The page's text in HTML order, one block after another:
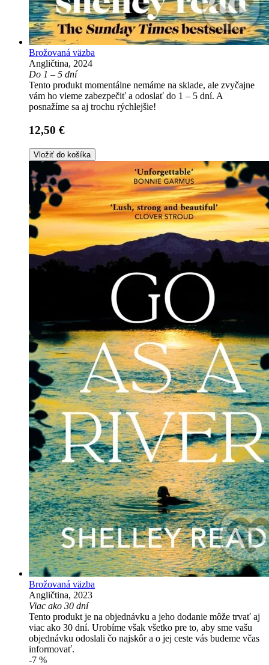
Brožovaná väzba
Angličtina, 2024
Do 1 – 5 dní
Tento produkt momentálne nemáme na sklade, ale zvyčajne
vám ho vieme zabezpečiť a odoslať do 1 – 5 dní. A
posnažíme sa aj trochu rýchlejšie!
12,50 €
Vložiť do košíka
Brožovaná väzba
Angličtina, 2023
Viac ako 30 dní
Tento produkt je na objednávku a jeho dodanie môže trvať aj
viac ako 30 dní. Urobíme však všetko pre to, aby sme vašu
objednávku odoslali čo najskôr a o jej ceste vás budeme včas
informovať.
-7 %